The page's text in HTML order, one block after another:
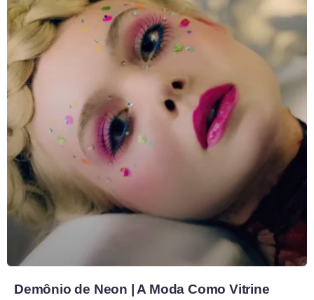
Demônio de Neon | A Moda Como Vitrine